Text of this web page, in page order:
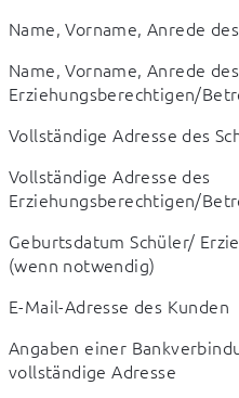
Name, Vorname, Anrede
Name, Vorname, Anrede des
Erziehungsberechtigen/
Vollständige Adresse des
Vollständige Adresse des
Erziehungsberechtigen/
Geburtsdatum Schüler/
(wenn notwendig)
E-Mail-Adresse des Kunden
Angaben einer
vollständige Adresse